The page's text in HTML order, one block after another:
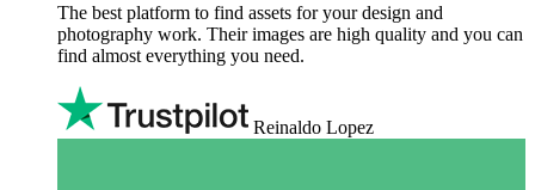
The best platform to find assets for your design and
photography work. Their images are high quality and you can
find almost everything you need.
Reinaldo Lopez